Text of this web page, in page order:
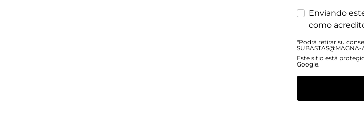
Enviando
como
"Podrá retirar su
SUBASTAS@MAGNA-
Este sitio está
Google.